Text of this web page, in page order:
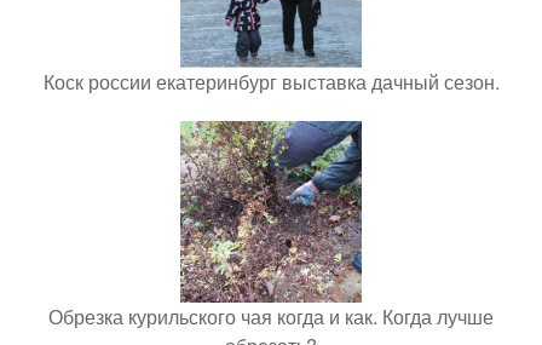
Коск россии екатеринбург выставка дачный сезон.
Обрезка курильского чая когда и как. Когда лучше